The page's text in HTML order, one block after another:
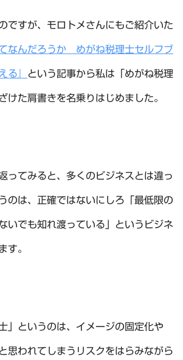
ですが、モロトメさんにもご紹介いた
てなんだろうか めがね税理士セルフブ
る』 という記事から私は「めがね税理
けた肩書きを名乗りはじめました。
ってみると、多くのビジネスとは違っ
のは、正確ではないにしろ「最低限の
いでも知れ渡っている」というビジネ
す。
というのは、イメージの固定化や
思われてしまうリスクをはらみながら